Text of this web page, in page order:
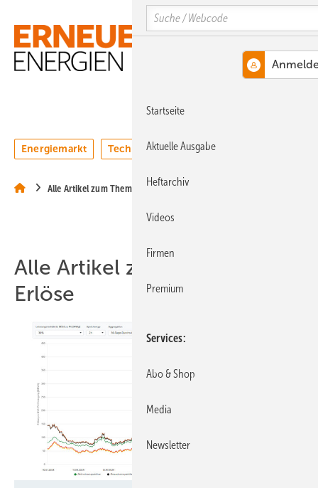
Hauptinhalt
Hauptmenü
SiteSearch
MENÜ
Energiemarkt Technologie Webinare
Alle Artikel zum Thema Erlöse
Alle Artikel zum Thema
Erlöse
Search
Startseite
Aktuelle Ausgabe
Heftarchiv
Videos
Firmen
Premium
Services
Abo & Shop
Media
Newsletter